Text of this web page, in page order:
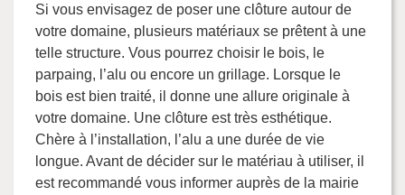
Si vous envisagez de poser une clôture autour de
votre domaine, plusieurs matériaux se prêtent à une
telle structure. Vous pourrez choisir le bois, le
parpaing, l’alu ou encore un grillage. Lorsque le
bois est bien traité, il donne une allure originale à
votre domaine. Une clôture est très esthétique.
Chère à l’installation, l’alu a une durée de vie
longue. Avant de décider sur le matériau à utiliser, il
est recommandé vous informer auprès de la mairie